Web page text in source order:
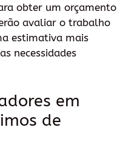
obter um orçamento
avaliar o trabalho
estimativa mais
necessidades
em
de